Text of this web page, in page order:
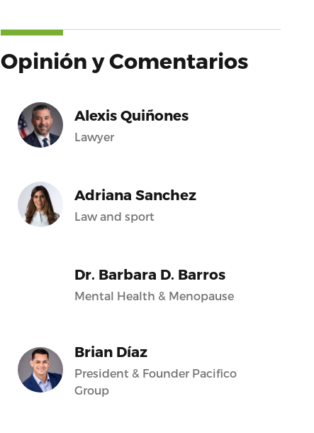
Opinión y Comentarios
Alexis Quiñones
Lawyer
Adriana Sanchez
Law and sport
Dr. Barbara D. Barros
Mental Health & Menopause
Brian Díaz
President & Founder Pacifico
Group